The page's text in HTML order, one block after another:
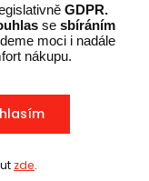
nad 10 000 Kč
Design od
GDPR.
se sbíráním
moci i nadále
nákupu.
zde.